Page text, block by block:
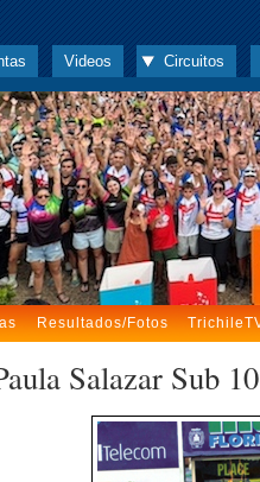
Videos Circuitos
Resultados/Fotos
Salazar Sub 10